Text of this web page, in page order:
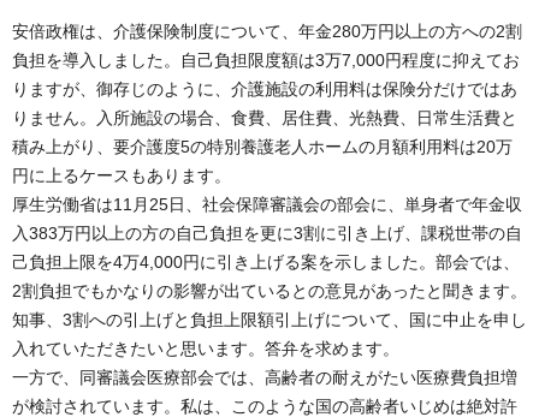
安倍政権は、介護保険制度について、年金280万円以上の方への2割
負担を導入しました。自己負担限度額は3万7,000円程度に抑えてお
りますが、御存じのように、介護施設の利用料は保険分だけではあ
りません。入所施設の場合、食費、居住費、光熱費、日常生活費と
積み上がり、要介護度5の特別養護老人ホームの月額利用料は20万
円に上るケースもあります。
厚生労働省は11月25日、社会保障審議会の部会に、単身者で年金収
入383万円以上の方の自己負担を更に3割に引き上げ、課税世帯の自
己負担上限を4万4,000円に引き上げる案を示しました。部会では、
2割負担でもかなりの影響が出ているとの意見があったと聞きます。
知事、3割への引上げと負担上限額引上げについて、国に中止を申し
入れていただきたいと思います。答弁を求めます。
一方で、同審議会医療部会では、高齢者の耐えがたい医療費負担増
が検討されています。私は、このような国の高齢者いじめは絶対許